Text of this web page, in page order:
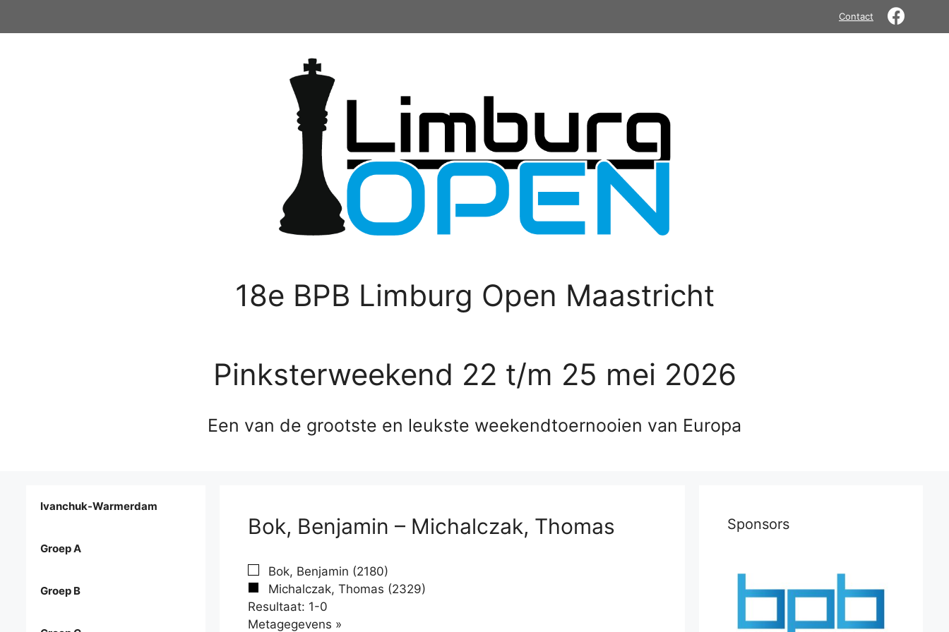
Contact
18e BPB Limburg Open Maastricht
Pinksterweekend 22 t/m 25 mei 2026
Een van de grootste en leukste weekendtoernooien van Europa
Bok, Benjamin – Michalczak, Thomas
Bok, Benjamin (2180)
Michalczak, Thomas (2329)
Resultaat: 1-0
Metagegevens »
Ivanchuk-Warmerdam
Groep A
Groep B
Sponsors